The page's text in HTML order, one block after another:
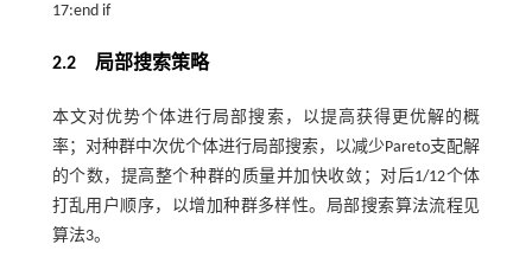
17:end if
2.2 局部搜索策略
本文对优势个体进行局部搜索，以提高获得更优解的概
率；对种群中次优个体进行局部搜索，以减少Pareto支配解
的个数，提高整个种群的质量并加快收敛；对后1/12个体
打乱用户顺序，以增加种群多样性。局部搜索算法流程见
算法3。